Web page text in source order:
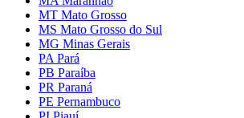
MT Mato Grosso
MS Mato Grosso do Sul
MG Minas Gerais
PA Pará
PB Paraíba
PR Paraná
PE Pernambuco